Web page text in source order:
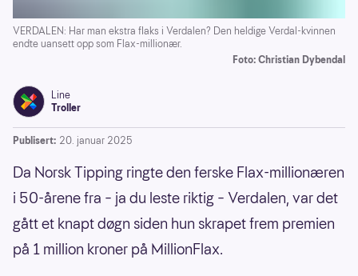
VERDALEN: Har man ekstra flaks i Verdalen? Den heldige Verdal-kvinnen
endte uansett opp som Flax-millionær.
Foto: Christian Dybendal
Line
Troller
Publisert: 20. januar 2025
Da Norsk Tipping ringte den ferske Flax-millionæren
i 50-årene fra – ja du leste riktig – Verdalen, var det
gått et knapt døgn siden hun skrapet frem premien
på 1 million kroner på MillionFlax.